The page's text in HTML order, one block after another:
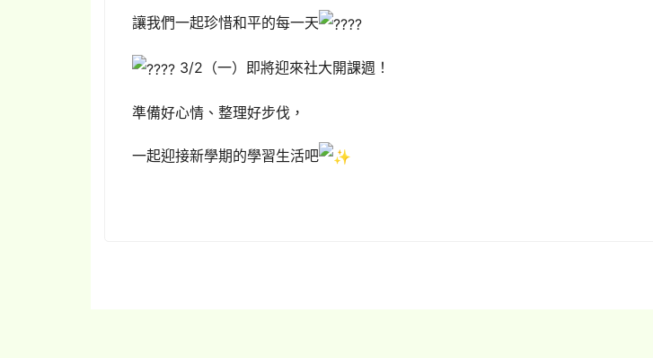
讓我們一起珍惜和平的每一天
3/2（一）即將迎來社大開課週！
準備好心情、整理好步伐，
一起迎接新學期的學習生活吧